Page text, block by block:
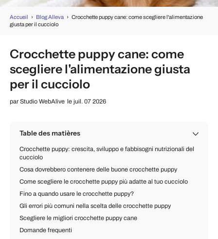
Accueil › Blog Alleva › Crocchette puppy cane: come scegliere l'alimentazione
giusta per il cucciolo
Crocchette puppy cane: come
scegliere l'alimentazione giusta
per il cucciolo
par Studio WebAlive le juil. 07 2026
Table des matières
Crocchette puppy: crescita, sviluppo e fabbisogni nutrizionali del
cucciolo
Cosa dovrebbero contenere delle buone crocchette puppy
Come scegliere le crocchette puppy più adatte al tuo cucciolo
Fino a quando usare le crocchette puppy?
Gli errori più comuni nella scelta delle crocchette puppy
Scegliere le migliori crocchette puppy cane
Domande frequenti